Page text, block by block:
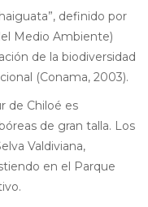
definido por
Medio Ambiente)
de la biodiversidad
(Conama, 2003).
de Chiloé es
de gran talla. Los
Valdiviana,
en el Parque